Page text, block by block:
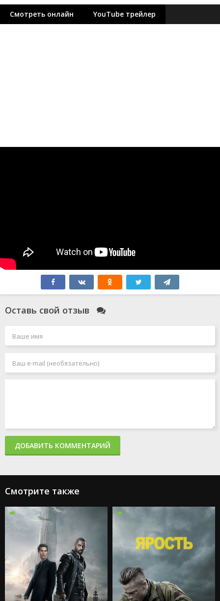
Смотреть онлайн YouTube трейлер
Оставь свой отзыв
ДОБАВИТЬ КОММЕНТАРИЙ
Смотрите также